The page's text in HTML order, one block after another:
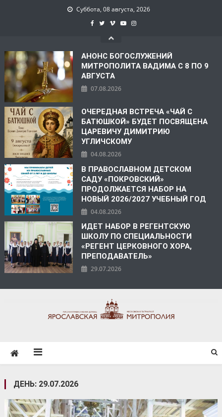
Суббота, 08 августа, 2026
АНОНС БОГОСЛУЖЕНИЙ
МИТРОПОЛИТА ВАДИМА С 8 ПО 9
АВГУСТА
07.08.2026
ОЧЕРЕДНАЯ ВСТРЕЧА «ЧАЙ С
БАТЮШКОЙ» БУДЕТ ПОСВЯЩЕНА
ЦАРЕВИЧУ ДИМИТРИЮ
УГЛИЧСКОМУ
04.08.2026
В ПРАВОСЛАВНОМ ДЕТСКОМ
САДУ «ПОКРОВСКИЙ»
ПРОДОЛЖАЕТСЯ НАБОР НА
НОВЫЙ 2026/2027 УЧЕБНЫЙ ГОД
04.08.2026
ИДЕТ НАБОР В РЕГЕНТСКУЮ
ШКОЛУ ПО СПЕЦИАЛЬНОСТИ
«РЕГЕНТ ЦЕРКОВНОГО ХОРА,
ПРЕПОДАВАТЕЛЬ»
29.07.2026
ДЕНЬ: 29.07.2026